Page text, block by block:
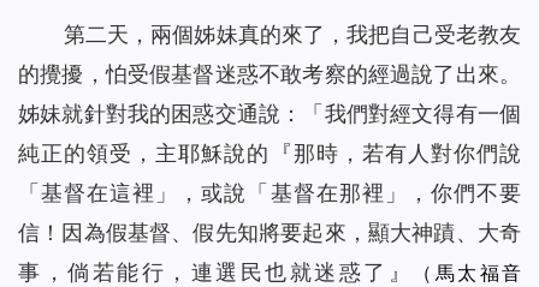
第二天，兩個姊妹真的來了，我把自己受老教友
的攪擾，怕受假基督迷惑不敢考察的經過說了出來。
姊妹就針對我的困惑交通說：「我們對經文得有一個
純正的領受，主耶穌說的『那時，若有人對你們說
「基督在這裡」，或說「基督在那裡」，你們不要
信！因為假基督、假先知將要起來，顯大神蹟、大奇
事，倘若能行，連選民也就迷惑了 』
（馬太福音